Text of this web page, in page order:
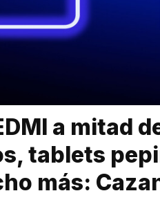
a mitad
tablets
más: